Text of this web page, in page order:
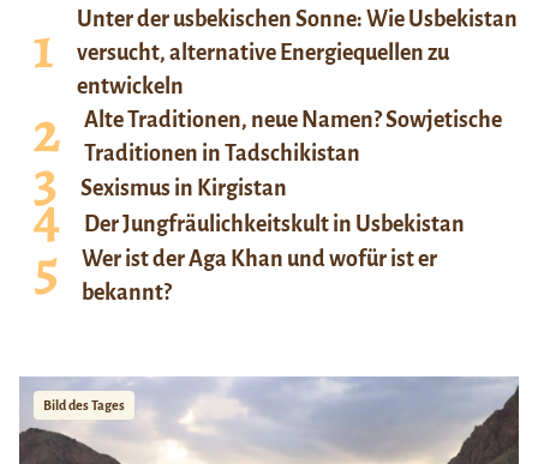
Unter der usbekischen Sonne: Wie Usbekistan
versucht, alternative Energiequellen zu
entwickeln
Alte Traditionen, neue Namen? Sowjetische
Traditionen in Tadschikistan
Sexismus in Kirgistan
Der Jungfräulichkeitskult in Usbekistan
Wer ist der Aga Khan und wofür ist er
bekannt?
Bild des Tages